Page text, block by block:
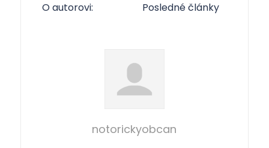
O autorovi: Posledné články
notorickyobcan